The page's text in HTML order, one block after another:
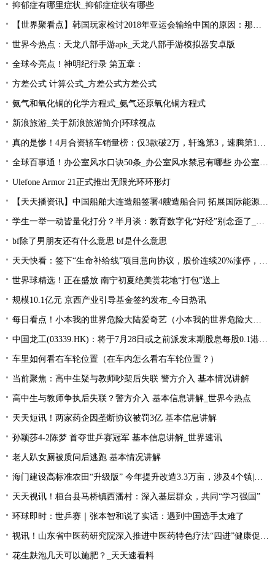
抑郁症有哪里症状_抑郁症症状有哪些
【世界聚看点】韩国玩家检讨2018年亚运会输给中国的原因：那一年是Uzi的时代！
世界今热点：天龙八部手游apk_天龙八部手游模拟器安卓版
全球今亮点！神明纪行录 第五章：
方差公式 计算公式_方差公式方差公式
氨气和氧化铜的化学方程式_氨气还原氧化铜方程式
新浪旅游_关于新浪旅游简介|环球视点
真的是惨！4月合资轿车销量榜：仅3款破2万，轩逸第3，速腾第16！
全球百事通！办公室风水口诀50条_办公室风水禁忌有哪些 办公室风水禁忌大全
Ulefone Armor 21正式推出无限光环环形灯
【天天播资讯】中国船舶大连造船签署4艘造船合同 拓展国际能源运输领域合作
学生一举一动皆量化打分？半月谈：教育数字化“好经”别念歪了_环球今亮点
bf除了男朋友还有什么意思 bf是什么意思
天天快看：签下“生命补给线”项目意向协议，股价连续20%涨停，这家公司获机构扎堆关注
世界球精选！正在盛放 南宁初夏绝美赏花地“打包”送上
规模10.1亿元 京西产业引导基金签约发布_今日热讯
每日看点！小本我的世界危险大陆爱奇艺（小本我的世界危险大陆）
中国龙工(03339.HK)：将于7月28日或之前派发末期股息每股0.1港元-世界微资讯
车里如何看右车轮位置（在车内怎么看右车轮位置？）
当前聚焦：高中生疑与教师吵架后失联 警方介入 基本情况讲解
高中生与教师争执后失联？警方介入 基本信息讲解_世界今热点
天天短讯！两家药企因垄断协议被罚3亿 基本信息讲解
孙颖莎4-2陈梦 首夺世乒赛冠军 基本信息讲解_世界速讯
老人趴女厕被质问后逃跑 基本情况讲解
海门建设高标准农田“升级版” 今年提升改造3.3万亩，涉及4个镇|每日速读
天天视讯！桓台县马桥镇西潘村：深入基层群众，共同“学习强国”
环球即时：世乒赛｜张本智和说了实话：遇到中国选手太难了
视讯！山东省中医药研究院深入推进中医药特色疗法“四进”健康促进行动
花生麸泡几天可以施肥？_天天速看料